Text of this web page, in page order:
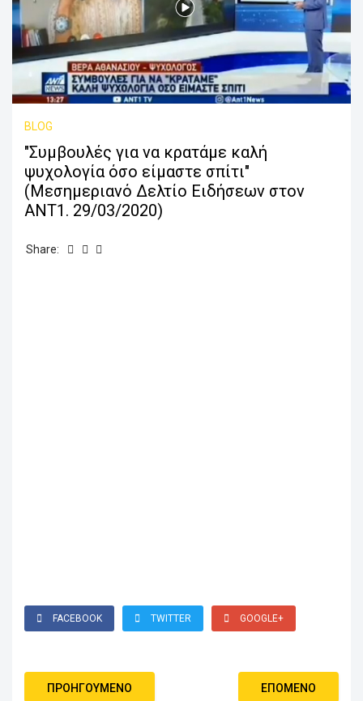
BLOG
"Συμβουλές για να κρατάμε καλή
ψυχολογία όσο είμαστε σπίτι"
(Μεσημεριανό Δελτίο Ειδήσεων στον
ΑΝΤ1. 29/03/2020)
Share:
FACEBOOK TWITTER GOOGLE+
ΠΡΟΗΓΟΎΜΕΝΟ ΕΠΌΜΕΝΟ